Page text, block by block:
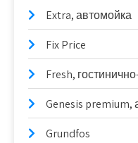
Extra, автомойка
Fix Price
Fresh,
Genesis premium,
Grundfos